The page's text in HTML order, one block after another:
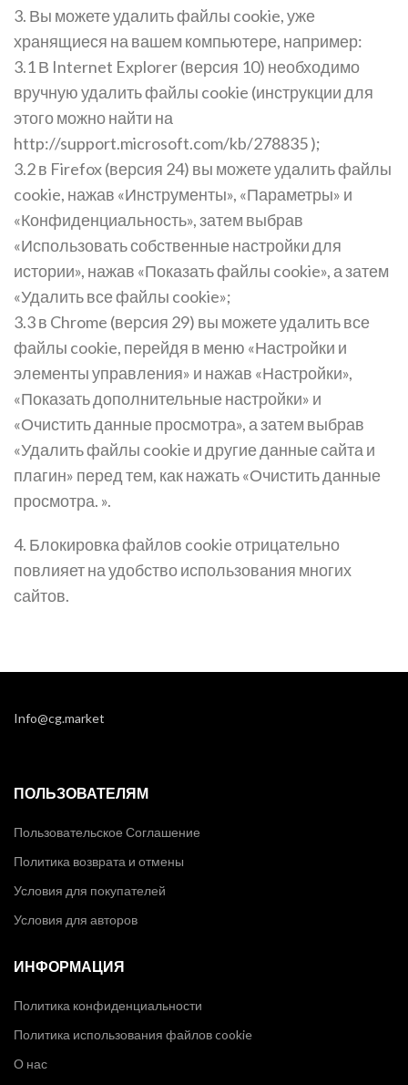
3. Вы можете удалить файлы cookie, уже
хранящиеся на вашем компьютере, например:
3.1 В Internet Explorer (версия 10) необходимо
вручную удалить файлы cookie (инструкции для
этого можно найти на
http://support.microsoft.com/kb/278835 );
3.2 в Firefox (версия 24) вы можете удалить файлы
cookie, нажав «Инструменты», «Параметры» и
«Конфиденциальность», затем выбрав
«Использовать собственные настройки для
истории», нажав «Показать файлы cookie», а затем
«Удалить все файлы cookie»;
3.3 в Chrome (версия 29) вы можете удалить все
файлы cookie, перейдя в меню «Настройки и
элементы управления» и нажав «Настройки»,
«Показать дополнительные настройки» и
«Очистить данные просмотра», а затем выбрав
«Удалить файлы cookie и другие данные сайта и
плагин» перед тем, как нажать «Очистить данные
просмотра. ».
4. Блокировка файлов cookie отрицательно
повлияет на удобство использования многих
сайтов.
Info@cg.market
ПОЛЬЗОВАТЕЛЯМ
Пользовательское Соглашение
Политика возврата и отмены
Условия для покупателей
Условия для авторов
ИНФОРМАЦИЯ
Политика конфиденциальности
Политика использования файлов cookie
О нас